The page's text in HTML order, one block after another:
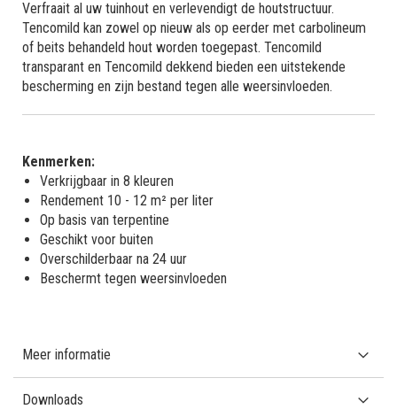
Verfraait al uw tuinhout en verlevendigt de houtstructuur.
Tencomild kan zowel op nieuw als op eerder met carbolineum
of beits behandeld hout worden toegepast. Tencomild
transparant en Tencomild dekkend bieden een uitstekende
bescherming en zijn bestand tegen alle weersinvloeden.
Kenmerken:
Verkrijgbaar in 8 kleuren
Rendement 10 - 12 m² per liter
Op basis van terpentine
Geschikt voor buiten
Overschilderbaar na 24 uur
Beschermt tegen weersinvloeden
Meer informatie
Downloads